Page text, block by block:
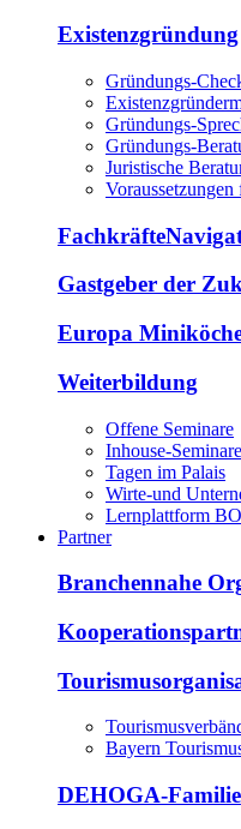
Existenzgründung
Gründungs-
Gründungs-
Gründungs-
Juristische
Gastgeber der
Europa
Weiterbildung
Offene Seminare
Inhouse-Seminare
Tagen im Palais
Wirte-und
Lernplattform
Partner
Branchennahe
Bayern
DEHOGA-Familie